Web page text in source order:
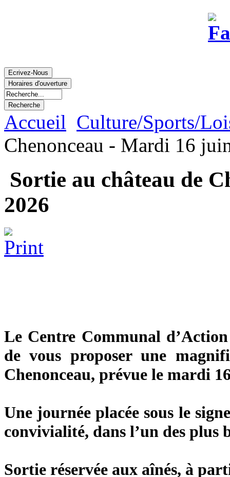
Accueil Culture/Sports/
Chenonceau - Mardi 16
Sortie au château de
2026
Le Centre Communal
de vous proposer une
Chenonceau, prévue le mardi
Une journée placée sous le
convivialité, dans l’un des plus
Sortie réservée aux aînés, à